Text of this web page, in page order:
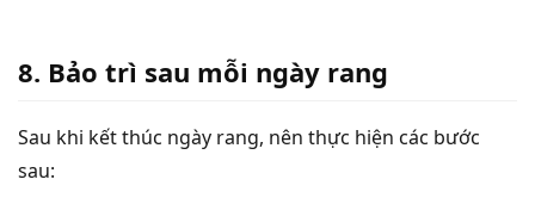
8. Bảo trì sau mỗi ngày rang
Sau khi kết thúc ngày rang, nên thực hiện các bước
sau: